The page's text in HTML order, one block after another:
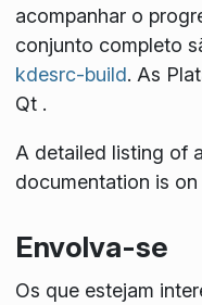
acompanhar o
conjunto completo
kdesrc-build. As
Qt .
A detailed listing of
documentation is on
Envolva-se
Os que estejam